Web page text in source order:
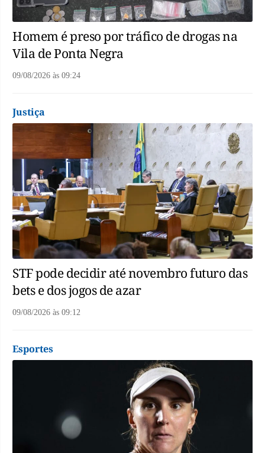
Homem é preso por tráfico de drogas na
Vila de Ponta Negra
09/08/2026 às 09:24
Justiça
STF pode decidir até novembro futuro das
bets e dos jogos de azar
09/08/2026 às 09:12
Esportes